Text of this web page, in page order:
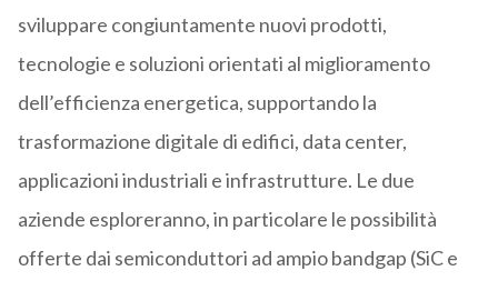
sviluppare congiuntamente nuovi prodotti,
tecnologie e soluzioni orientati al miglioramento
dell’efficienza energetica, supportando la
trasformazione digitale di edifici, data center,
applicazioni industriali e infrastrutture. Le due
aziende esploreranno, in particolare le possibilità
offerte dai semiconduttori ad ampio bandgap (SiC e